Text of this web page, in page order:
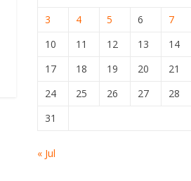
3
4 5 6 7
10
11 12 13 14
17
18 19 20 21
24
25 26 27 28
31
« Jul